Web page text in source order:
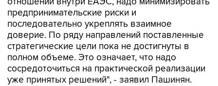
предпринимательские риски и
последовательно укреплять взаимное
доверие. По ряду направлений поставленные
стратегические цели пока не достигнуты в
полном объеме. Это означает, что надо
сосредоточиться на практической реализации
уже принятых решений", - заявил Пашинян.